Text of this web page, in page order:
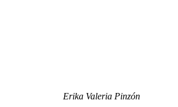
Erika Valeria Pinzón